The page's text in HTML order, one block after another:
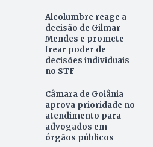
Alcolumbre reage a
decisão de Gilmar
Mendes e promete
frear poder de
decisões individuais
no STF
Câmara de Goiânia
aprova prioridade no
atendimento para
advogados em
órgãos públicos